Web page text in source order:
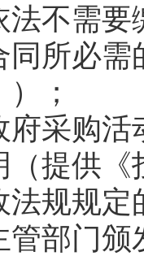
法不需
同所必
；
府采购活
（提供《
法规规
管部门